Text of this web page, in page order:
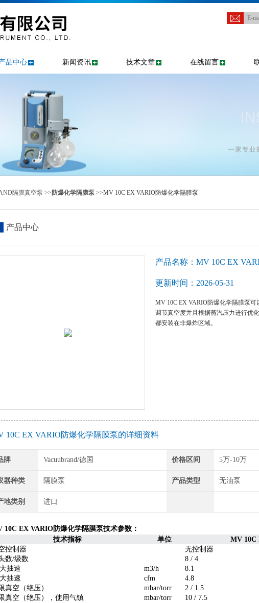
E-
品中心 新闻资讯 技术文章 在线留言
隔膜真空泵 >> 防爆化学隔膜泵 >>MV 10C EX VARIO防爆化学隔膜泵
产品中心
产品名称：MV 10C EX
更新时间：2026-05-31
MV 10C EX VARIO防爆化学隔膜泵
调节真空度并且根据蒸汽压力进行优
都安装在非爆炸区域。
10C EX VARIO防爆化学隔膜泵的详细资料
牌 Vacuubrand/德国 价格区间 5万-10万
器种类 隔膜泵 产品类型 无油泵
地类别 进口
10C EX VARIO防爆化学隔膜泵技术参数：
技术指标
单位
MV 10C
控制器
无控制器
数/级数
8 / 4
抽速
m3/h
8.1
抽速
cfm
4.8
真空（绝压）
mbar/torr
2 / 1.5
真空（绝压），使用气镇
mbar/torr
10 / 7.5